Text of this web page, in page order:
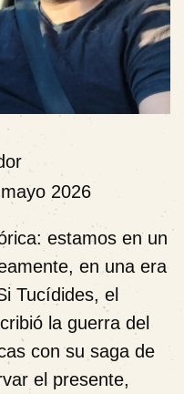
2026
estamos en un
en una era
Tucídides, el
la guerra del
con su saga de
el presente,